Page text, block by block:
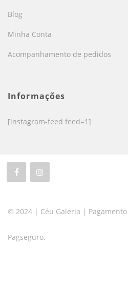
Blog
Minha Conta
Acompanhamento de pedidos
Informações
[instagram-feed feed=1]
© 2024 | Céu Galeria |
Pagseguro.